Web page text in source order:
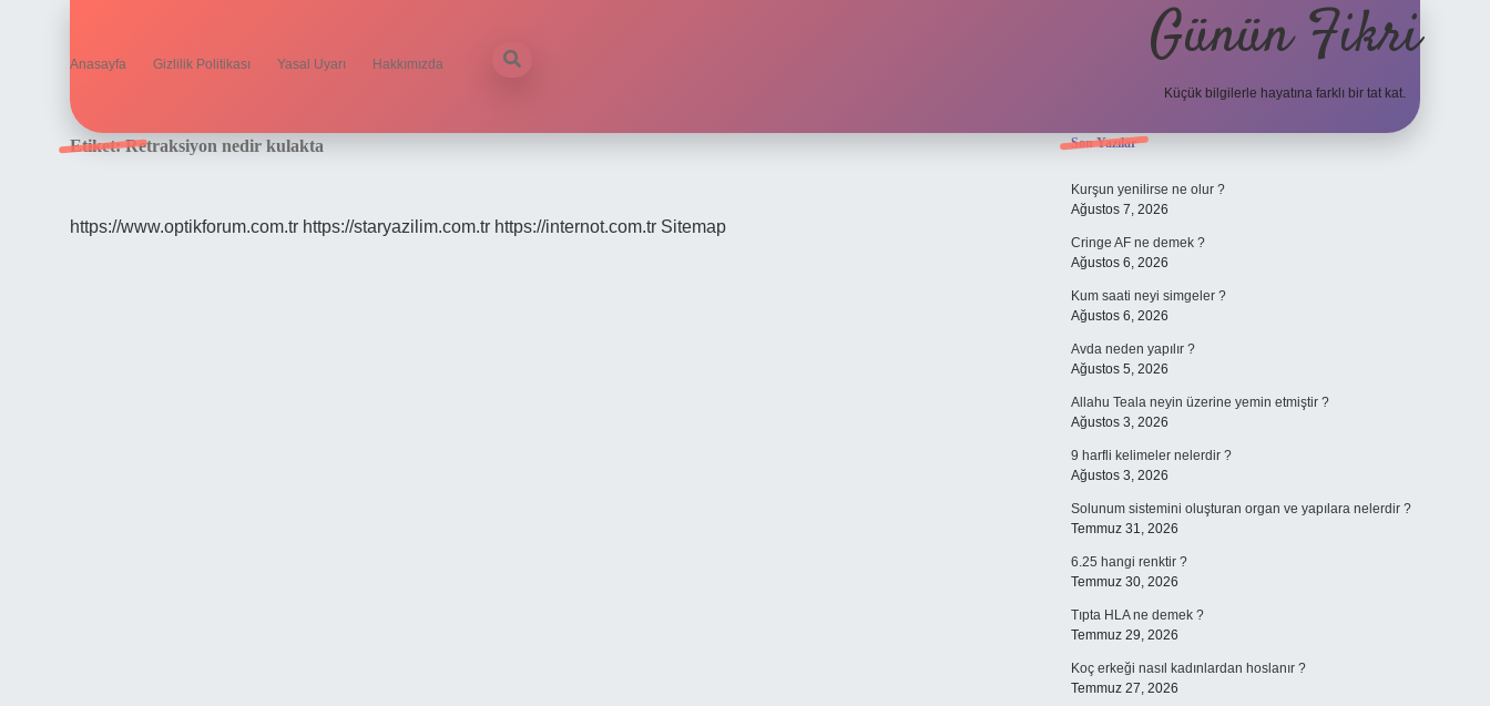
Anasayfa Gizlilik Politikası Yasal Uyarı Hakkımızda Günün Fikri
Küçük bilgilerle hayatına farklı bir tat kat.
Etiket:Retraksiyon nedir kulakta
https://www.optikforum.com.tr https://staryazilim.com.tr https://internot.com.tr Sitemap
Sidebar
Son Yazılar
Kurşun yenilirse ne olur ?
Ağustos 7, 2026
Cringe AF ne demek ?
Ağustos 6, 2026
Kum saati neyi simgeler ?
Ağustos 6, 2026
Avda neden yapılır ?
Ağustos 5, 2026
Allahu Teala neyin üzerine yemin etmiştir ?
Ağustos 3, 2026
9 harfli kelimeler nelerdir ?
Ağustos 3, 2026
Solunum sistemini oluşturan organ ve yapılara nelerdir ?
Temmuz 31, 2026
6.25 hangi renktir ?
Temmuz 30, 2026
Tıpta HLA ne demek ?
Temmuz 29, 2026
Koç erkeği nasıl kadınlardan hoslanır ?
Temmuz 27, 2026